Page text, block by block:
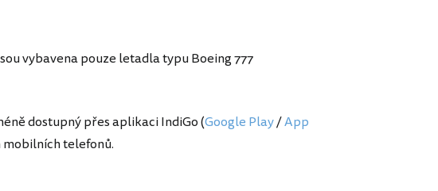
vybavena pouze letadla typu Boeing 777
dostupný přes aplikaci IndiGo (Google Play/App
telefonů.